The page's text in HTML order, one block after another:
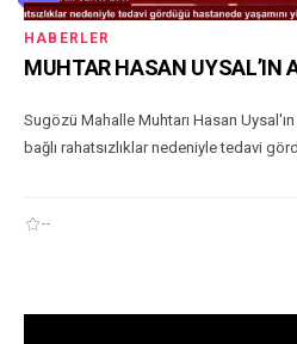
HABERLER
MUHTAR HASAN UYSAL’IN
Sugözü Mahalle Muhtarı Hasan Uysal'ın
bağlı rahatsızlıklar nedeniyle tedavi
--